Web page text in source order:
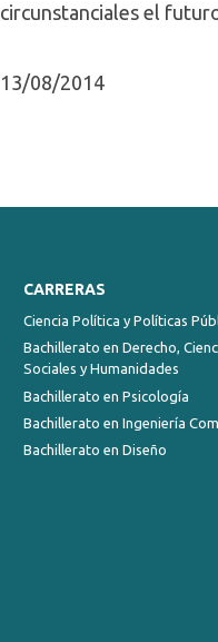
circunstanciales el
13/08/2014
CARRERAS
Ciencia Política y Políticas
Bachillerato en Derecho,
Sociales y Humanidades
Bachillerato en Psicología
Bachillerato en Ingeniería
Bachillerato en Diseño